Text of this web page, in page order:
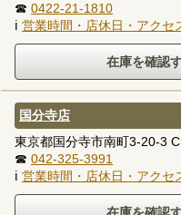
☎ 0422-21-1810
ℹ 営業時間・店休日・アクセ
国分寺店
東京都国分寺市南町3-20-3
☎ 042-325-3991
ℹ 営業時間・店休日・アクセ